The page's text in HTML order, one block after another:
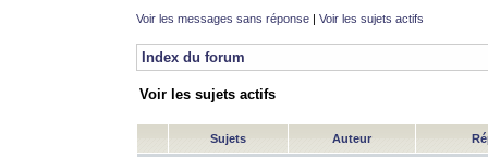
Voir les messages sans réponse | Voir les sujets actifs
Index du forum
Voir les sujets actifs
Sujets Auteur